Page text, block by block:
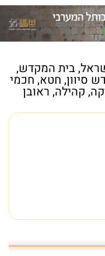
, בית המקדש,
סיוון, חטא,חכמי
, קהילה, ראובן